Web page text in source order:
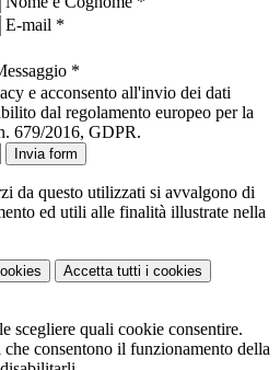
E-mail *
*
e acconsento all'invio dei dati
dal regolamento europeo per la
679/2016, GDPR.
Invia form
da questo utilizzati si avvalgono di
ed utili alle finalità illustrate nella
Accetta tutti i cookies
scegliere quali cookie consentire.
consentono il funzionamento della